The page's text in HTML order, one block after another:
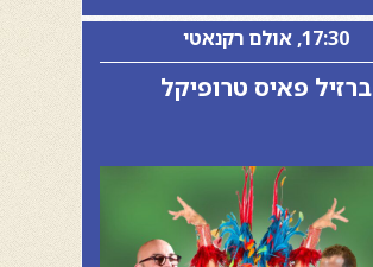
17:30, אולם רקנאטי
ברזיל פאיס טרופיקל